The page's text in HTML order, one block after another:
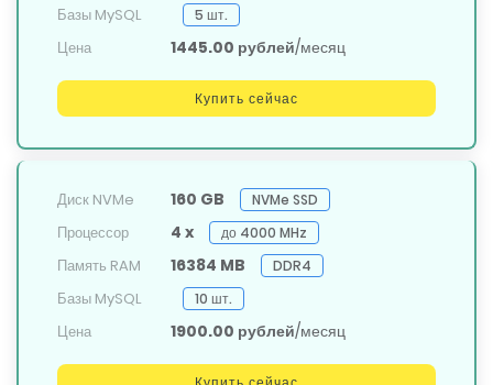
Базы MySQL 5 шт.
Цена 1445.00 рублей/месяц
Купить сейчас
Диск NVMe 160 GB NVMe SSD
Процессор 4 x до 4000 MHz
Память RAM 16384 MB DDR4
Базы MySQL 10 шт.
Цена 1900.00 рублей/месяц